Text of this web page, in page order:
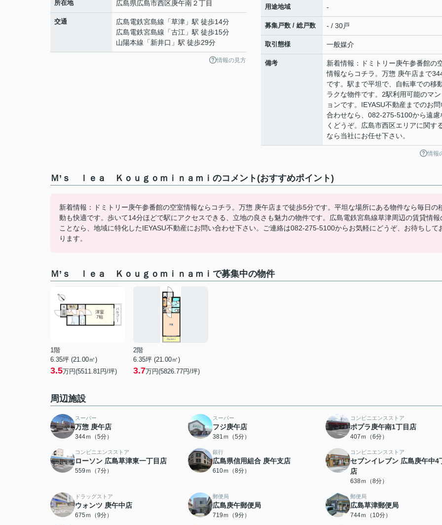
所在地 広島県広島市西区庚午南２丁目
交通 広島電鉄宮島線 「草津 」駅 徒歩14分
広島電鉄宮島線 「古江 」駅 徒歩15分
山陽本線 「新井口 」駅 徒歩29分
情報の見方
用途地域 -
募集戸数 / 総戸数 - / 30戸
取引態様 一般媒介
備考
新着情報：ドミトリー庚午参番館の
情報ならコチラ。万惣 庚午店まで
です。駅まで平坦で、自転車での移
ラクな物件です。2駅利用可能のマ
ョンです。IEYASU不動産までのお問
合わせなら、082-275-5100から遠慮
くどうぞ。広島市西区エリアに関す
なら当社にお任せ下さい。
情報
Ｍ’ｓ ｌｅａ Ｋｏｕｇｏｍｉｎａｍｉのコメント(おすすめポイント)
新着情報：ドミトリー庚午参番館の空室情報ならコチラ。万惣 庚午店まで徒歩5分です。平坦な場所にある物件なら毎日の
動も快適です。歩いて14分ほどで駅にアクセスできる、立地の良さも魅力の物件です。広島電鉄宮島線草津周辺の賃貸情報
ことなら、地域に特化したIEYASU不動産にお問い合わせ下さい。ご連絡は082-275-5100からお気軽にどうぞ、お待ちして
ります。
Ｍ’ｓ ｌｅａ Ｋｏｕｇｏｍｉｎａｍｉで募集中の物件
1階
6.35坪 (21.00㎡)
3.5万円(5511.81円/坪)
2階
6.35坪 (21.00㎡)
3.7万円(5826.77円/坪)
周辺施設
スーパー
万惣 庚午店
344ｍ（5分）
スーパー
フジ庚午店
381ｍ（5分）
コンビニエンスストア
ポプラ庚午南1丁目店
407ｍ（6分）
コンビニエンスストア
ローソン 広島草津東一丁目店
559ｍ（7分）
銀行
広島県信用組合 庚午支店
610ｍ（8分）
コンビニエンスストア
セブンイレブン 広島庚午中4
店
638ｍ（8分）
ドラッグストア
ウォンツ 庚午中店
675ｍ（9分）
郵便局
広島庚午郵便局
719ｍ（9分）
郵便局
広島草津郵便局
744ｍ（10分）